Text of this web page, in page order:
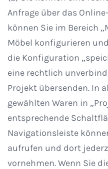
Anfrage über das
können Sie im Bereich
Möbel konfigurieren
die Konfiguration
eine rechtlich
Projekt übersenden. In
gewählten Waren in
entsprechende
Navigationsleiste
aufrufen und dort
vornehmen. Wenn Sie